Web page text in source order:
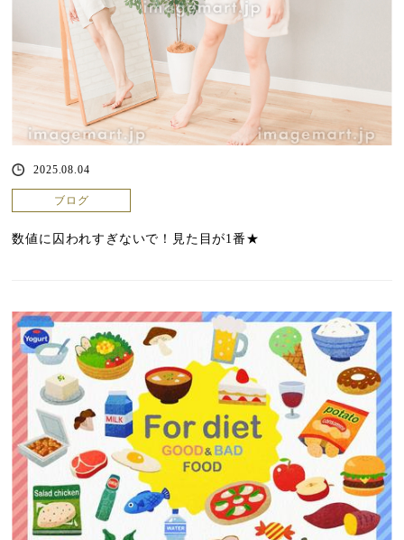
2025.08.04
ブログ
数値に囚われすぎないで！見た目が1番★